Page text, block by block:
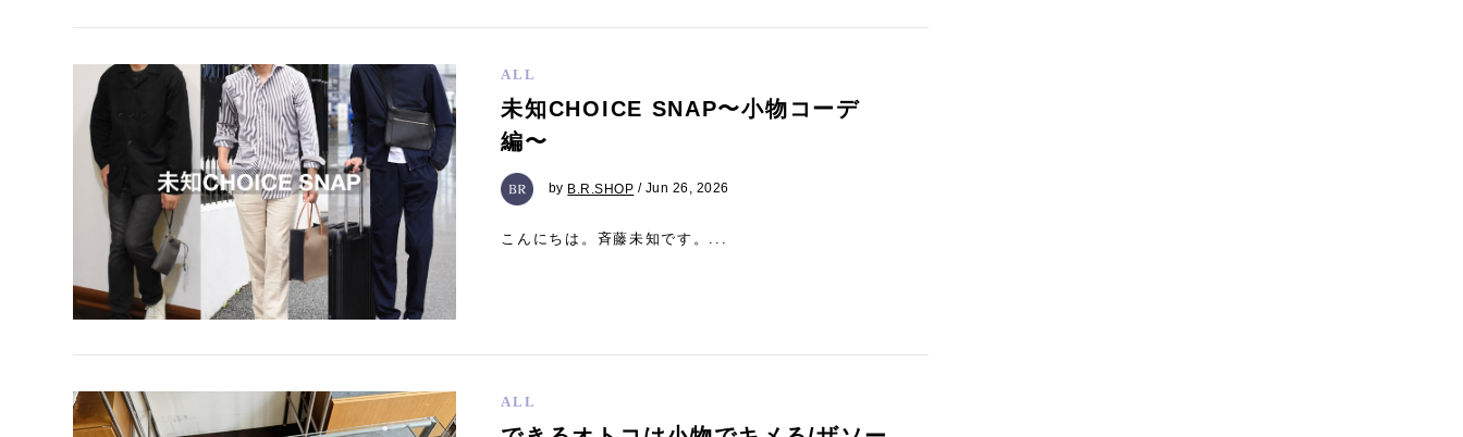
ALL
未知CHOICE SNAP〜小物コーデ
編〜
by B.R.SHOP / Jun 26, 2026
こんにちは。斉藤未知です。...
ALL